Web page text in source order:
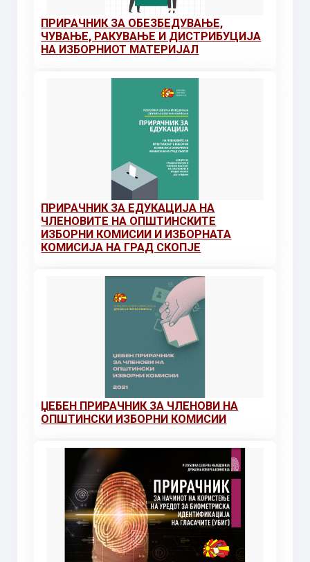
ПРИРАЧНИК ЗА ОБЕЗБЕДУВАЊЕ,
ЧУВАЊЕ, РАКУВАЊЕ И ДИСТРИБУЦИЈА
НА ИЗБОРНИОТ МАТЕРИЈАЛ
ПРИРАЧНИК ЗА ЕДУКАЦИЈА НА
ЧЛЕНОВИТЕ НА ОПШТИНСКИТЕ
ИЗБОРНИ КОМИСИИ И ИЗБОРНАТА
КОМИСИЈА НА ГРАД СКОПЈЕ
ЏЕБЕН ПРИРАЧНИК ЗА ЧЛЕНОВИ НА
ОПШТИНСКИ ИЗБОРНИ КОМИСИИ